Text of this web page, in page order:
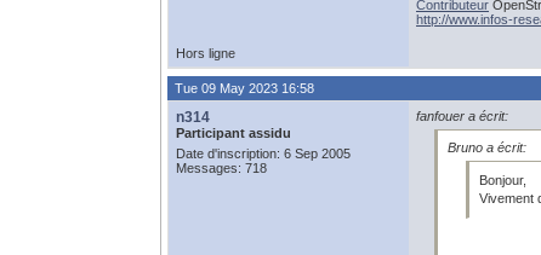
Contributeur
http://www.infos-
Hors ligne
Tue 09 May 2023 16:58
n314
Participant assidu
Date d'inscription: 6 Sep 2005
Messages: 718
fanfouer a écrit:
Bruno a écrit:
Bonjour,
Vivement